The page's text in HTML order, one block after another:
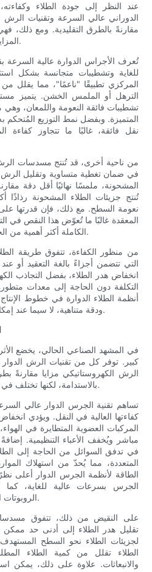
عند النظر إلى جودة الطلاء
الدوراني عالي السرعة وتقنيات الرش
مقارنةً بالطرق التقليدية. ومع ذلك،
المزايا والنتائج النموذجية التي توفرها.
تُعرف الأجراس الدوارة عالية السرعة
للغاية وتشطيبات متجانسة بشكل
المركزي تطبيقًا "ناعمًا"، مما يقلل
الترهل أو الملمس الخشن. يتميز
تشطيبات فائقة النعومة واللمعان،
المتميزة. وبفضل نمط التوزيع المُتحكم
نقل فائقة، غالبًا ما تتجاوز كفاءة
من ناحية أخرى، قد تُنتج مسدسات الرش
في ضمان تغطية متساوية وتقليل
المشحونة، ملمسًا نهائيًا أقل دقة
تُنتج جزيئات الطلاء المشحونة
نعومة السطح. مع ذلك، فإن قدرتها
المعقدة غالبًا ما تُعوّض هذا النقص في
الكاملة أكثر أهمية من الحصول على سطح فائق النعومة.
من منظور الكفاءة، تتفوق طريقة
التي تتضمن أجزاءً بالغة التعقيد أو
انخفاض هدر الطلاء، بفضل التجاذب
التكلفة دون الحاجة إلى معدات
أنظمة الطلاء الدوارة في خطوط
ودقة متناهية، لا سيما عند إمكانية دمج أنظمة الطلاء الروبوتية.
في المشهد الصناعي الحالي، يخضع الأثر
كبير. توفر كل من تقنيات الرش
الرش الكهروستاتيكي مزايا مقارنةً
بالاستدامة، لكنها تختلف في جوانب محددة من التأثير البيئي.
تساهم تقنية الجرس الدوار عالي
كفاءتها العالية في النقل. ويؤدي
المركبات العضوية المتطايرة في
مباشر ويُخفف الأعباء التنظيمية.
في تدفق السوائل من الحاجة إلى
المتعددة، مما يُحدّ من استهلاك
الطاقة لأنظمة الجرس الدوار أعلى نظرًا
الجرس بسرعات عالية للغاية، كما
الروبوتات المُثبّتة تُزيد من استهلاك الطاقة.
على النقيض من ذلك، تتفوق
تقليل هدر الطلاء إلى أدنى حد ممكن
لجزيئات الطلاء نحو السطح
الطلاء تقلل من كمية الطلاء
والانبعاثات. علاوة على ذلك، يمكن